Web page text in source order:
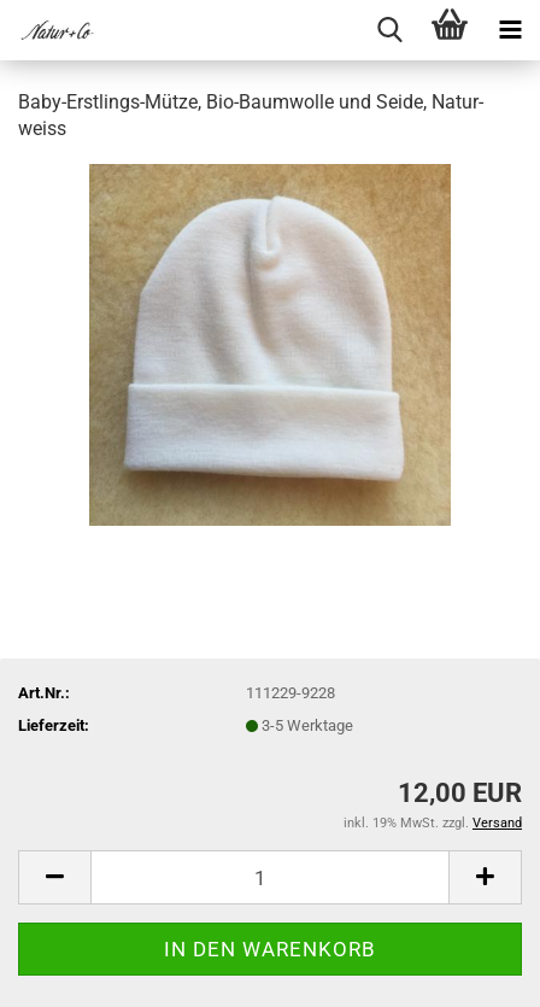
Baby-​Erstlings-Mütze, Bio-​Baumwolle und Seide, Na­tur­
weiss
Art.Nr.:
111229-9228
Lieferzeit:
3-5 Werktage
12,00 EUR
inkl. 19% MwSt. zzgl. Versand